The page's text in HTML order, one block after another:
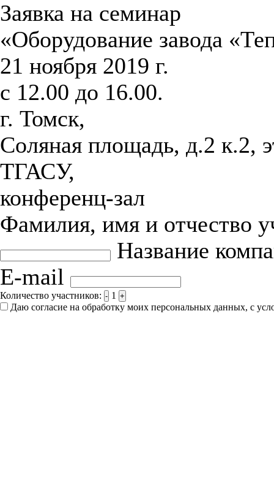
Заявка на семинар
«Оборудование завода
21 ноября 2019 г.
с 12.00 до 16.00.
г. Томск,
Соляная площадь, д.2 к.2,
ТГАСУ,
конференц-зал
Фамилия, имя и отчество
Название
E-mail
Количество участников: - 1 +
Даю согласие на обработку моих персональных данных, с